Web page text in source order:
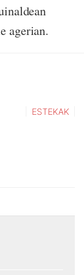
agerian.
ESTEKAK